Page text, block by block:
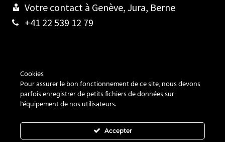
Contact
Cookies
Vie privée
Votre contact à Genève, Jura, Berne
+41 22 539 12 79
Cookies
Pour assurer le bon fonctionnement de ce site, nous devons
parfois enregistrer de petits fichiers de données sur
l'équipement de nos utilisateurs.
Accepter